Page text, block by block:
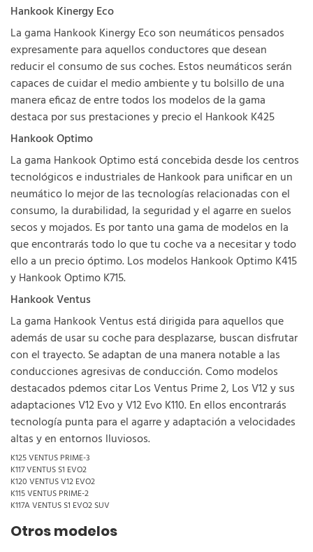
Hankook Kinergy Eco
La gama Hankook Kinergy Eco son neumáticos pensados
expresamente para aquellos conductores que desean
reducir el consumo de sus coches. Estos neumáticos serán
capaces de cuidar el medio ambiente y tu bolsillo de una
manera eficaz de entre todos los modelos de la gama
destaca por sus prestaciones y precio el Hankook K425
Hankook Optimo
La gama Hankook Optimo está concebida desde los centros
tecnológicos e industriales de Hankook para unificar en un
neumático lo mejor de las tecnologías relacionadas con el
consumo, la durabilidad, la seguridad y el agarre en suelos
secos y mojados. Es por tanto una gama de modelos en la
que encontrarás todo lo que tu coche va a necesitar y todo
ello a un precio óptimo. Los modelos Hankook Optimo K415
y Hankook Optimo K715.
Hankook Ventus
La gama Hankook Ventus está dirigida para aquellos que
además de usar su coche para desplazarse, buscan disfrutar
con el trayecto. Se adaptan de una manera notable a las
conducciones agresivas de conducción. Como modelos
destacados pdemos citar Los Ventus Prime 2, Los V12 y sus
adaptaciones V12 Evo y V12 Evo K110. En ellos encontrarás
tecnología punta para el agarre y adaptación a velocidades
altas y en entornos lluviosos.
K125 VENTUS PRIME-3
K117 VENTUS S1 EVO2
K120 VENTUS V12 EVO2
K115 VENTUS PRIME-2
K117A VENTUS S1 EVO2 SUV
Otros modelos